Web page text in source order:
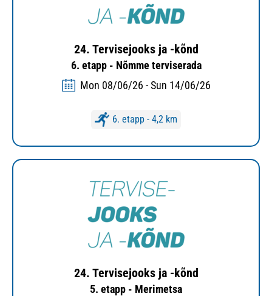
24. Tervisejooks ja -kõnd
6. etapp - Nõmme terviserada
Mon 08/06/26 - Sun 14/06/26
6. etapp - 4,2 km
24. Tervisejooks ja -kõnd
5. etapp - Merimetsa